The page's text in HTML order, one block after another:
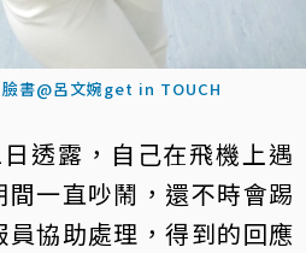
臉書@呂文婉get in TOUCH
透露，自己在飛機上遇
一直吵鬧，還不時會踢
協助處理，得到的回應